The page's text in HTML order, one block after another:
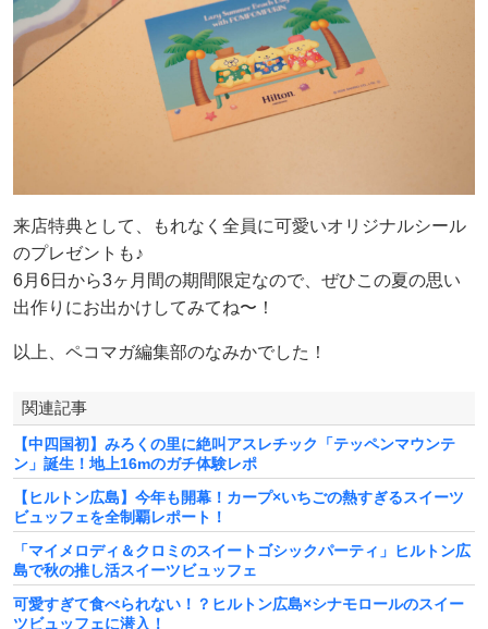
来店特典として、もれなく全員に可愛いオリジナルシール
のプレゼントも♪
6月6日から3ヶ月間の期間限定なので、ぜひこの夏の思い
出作りにお出かけしてみてね〜！
以上、ペコマガ編集部のなみかでした！
関連記事
【中四国初】みろくの里に絶叫アスレチック「テッペンマウンテ
ン」誕生！地上16mのガチ体験レポ
【ヒルトン広島】今年も開幕！カープ×いちごの熱すぎるスイーツ
ビュッフェを全制覇レポート！
「マイメロディ＆クロミのスイートゴシックパーティ」ヒルトン広
島で秋の推し活スイーツビュッフェ
可愛すぎて食べられない！？ヒルトン広島×シナモロールのスイー
ツビュッフェに潜入！